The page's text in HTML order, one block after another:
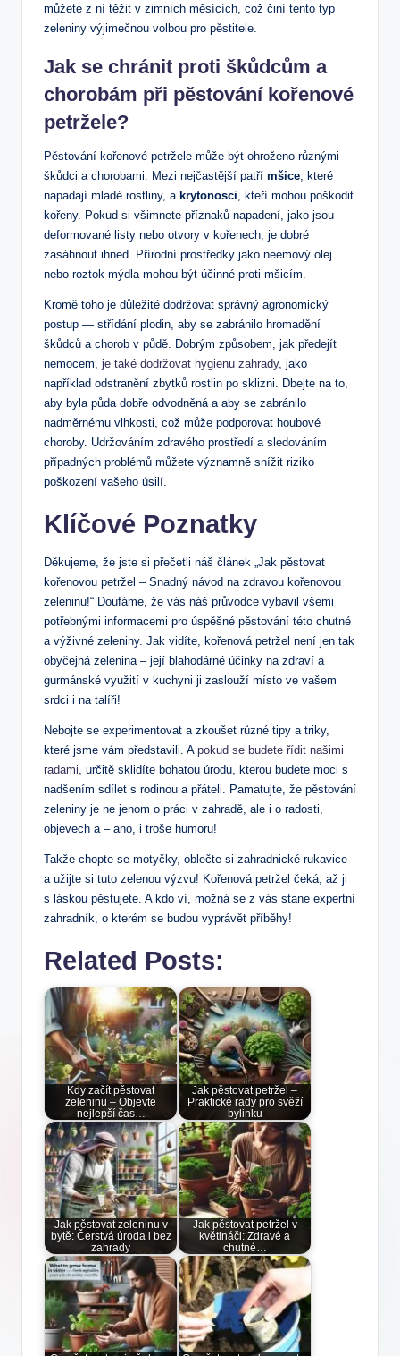
můžete z ní těžit v zimních měsících, což činí tento typ
zeleniny výjimečnou volbou pro pěstitele.
Jak se chránit proti škůdcům a
chorobám při pěstování kořenové
petržele?
Pěstování kořenové petržele může být ohroženo různými
škůdci a chorobami. Mezi nejčastější patří mšice , které
napadají mladé rostliny, a krytonosci , kteří mohou poškodit
kořeny. Pokud si všimnete příznaků napadení, jako jsou
deformované listy nebo otvory v kořenech, je dobré
zasáhnout ihned. Přírodní prostředky jako neemový olej
nebo roztok mýdla mohou být účinné proti mšicím.
Kromě toho je důležité dodržovat správný agronomický
postup — střídání plodin, aby se zabránilo hromadění
škůdců a chorob v půdě. Dobrým způsobem, jak předejít
nemocem, je také dodržovat hygienu zahrady, jako
například odstranění zbytků rostlin po sklizni. Dbejte na to,
aby byla půda dobře odvodněná a aby se zabránilo
nadměrnému vlhkosti, což může podporovat houbové
choroby. Udržováním zdravého prostředí a sledováním
případných problémů můžete významně snížit riziko
poškození vašeho úsilí.
Klíčové Poznatky
Děkujeme, že jste si přečetli náš článek „Jak pěstovat
kořenovou petržel – Snadný návod na zdravou kořenovou
zeleninu!“ Doufáme, že vás náš průvodce vybavil všemi
potřebnými informacemi pro úspěšné pěstování této chutné
a výživné zeleniny. Jak vidíte, kořenová petržel není jen tak
obyčejná zelenina – její blahodárné účinky na zdraví a
gurmánské využití v kuchyni ji zaslouží místo ve vašem
srdci i na talíři!
Nebojte se experimentovat a zkoušet různé tipy a triky,
které jsme vám představili. A pokud se budete řídit našimi
radami , určitě sklidíte bohatou úrodu, kterou budete moci s
nadšením sdílet s rodinou a přáteli. Pamatujte, že pěstování
zeleniny je ne jenom o práci v zahradě, ale i o radosti,
objevech a – ano, i troše humoru!
Takže chopte se motyčky, oblečte si zahradnické rukavice
a užijte si tuto zelenou výzvu! Kořenová petržel čeká, až ji
s láskou pěstujete. A kdo ví, možná se z vás stane expertní
zahradník, o kterém se budou vyprávět příběhy!
Related Posts:
Kdy začít pěstovat
zeleninu – Objevte
nejlepší čas…
Jak pěstovat petržel –
Praktické rady pro svěží
bylinku
Jak pěstovat zeleninu v
bytě: Čerstvá úroda i bez
zahrady
Jak pěstovat petržel v
květináči: Zdravé a
chutné…